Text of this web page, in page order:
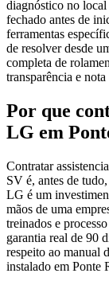
diagnóstico no
fechado antes de
ferramentas
de resolver desde
completa de
transparência e
Por que
LG em
Contratar
SV é, antes de
LG é um
mãos de uma
treinados e
garantia real de 90
respeito ao manual
instalado em Ponte